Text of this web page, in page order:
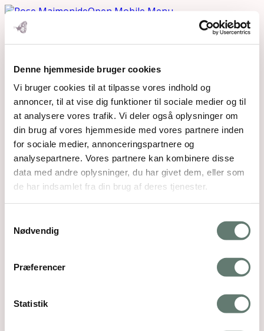
Denne hjemmeside bruger cookies
Vi bruger cookies til at tilpasse vores indhold og
annoncer, til at vise dig funktioner til sociale medier og til
at analysere vores trafik. Vi deler også oplysninger om
din brug af vores hjemmeside med vores partnere inden
for sociale medier, annonceringspartnere og
analysepartnere. Vores partnere kan kombinere disse
data med andre oplysninger, du har givet dem, eller som
de har indsamlet fra din brug af deres tjenester.
Nødvendig
Præferencer
Statistik
Open Mobile Menu
gron-stue-small
Downloads :full (980x200)|medium (300x61)|
thumbnail (150x150)
Mothering Guiding | CVR 28237618 |
rose@rosemaimonide.com | Handelsbetingelser
Copyright 2026 – Rose Maimonide. All Rights
Reserved. Webdesign by
DIGITAL TALES.